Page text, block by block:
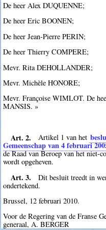
De heer Alex DUQUENNE;
De heer Eric BOONEN;
De heer Jean-Pierre PERIN;
De heer Thierry COMPERE;
Mevr. Rita DEHOLLANDER;
Mevr. Michèle HONORE;
Mevr. Françoise WIMLOT. De
MANSIS. »
Art. 2. Artikel 1 van het
Gemeenschap van 4 februari
de Raad van Beroep van het niet-
wordt opgeheven.
Art. 3.
Dit besluit treedt in
ondertekend.
Brussel, 12 februari 2010.
Voor de Regering van de Franse
generaal, A. BERGER